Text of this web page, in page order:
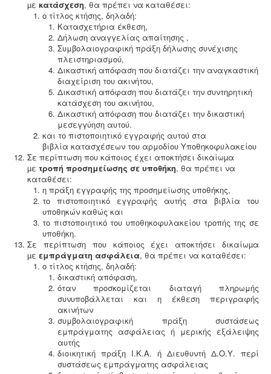
µε κατάσχεση, θα πρέπει να καταθέσει:
ο τίτλος κτήσης, δηλαδή:
Κατασχετήρια έκθεση,
Δήλωση αναγγελίας απαίτησης ,
Συμβολαιογραφική πράξη δήλωσης συνέχισης
πλειστηριασμού,
Δικαστική απόφαση που διατάζει την αναγκαστική
διαχείριση του ακινήτου,
Δικαστική απόφαση που διατάζει την συντηρητική
κατάσχεση του ακινήτου,
Δικαστική απόφαση που διατάζει την δικαστική
μεσεγγύηση αυτού.
και το πιστοποιητικό εγγραφής αυτού στα
βιβλία κατασχέσεων του αρμοδίου Υποθηκοφυλακείου
Σε περίπτωση που κάποιος έχει αποκτήσει δικαίωµα
µε τροπή προσημείωσης σε υποθήκη, θα πρέπει να
καταθέσει:
η πράξη εγγραφής της προσημείωσης υποθήκης,
το πιστοποιητικό εγγραφής αυτής στα βιβλία του
υποθηκών καθώς και
το πιστοποιητικό του υποθηκοφυλακείου τροπής της σε
υποθήκη.
Σε περίπτωση που κάποιος έχει αποκτήσει δικαίωµα
µε εμπράγματη ασφάλεια, θα πρέπει να καταθέσει:
ο τίτλος κτήσης, δηλαδή:
δικαστική απόφαση,
όταν προσκομίζεται διαταγή πληρωμής
συνυποβάλλεται και η έκθεση περιγραφής
ακινήτων
συμβολαιογραφική πράξη συστάσεως
εμπράγματης ασφάλειας ή μερικής εξάλειψης
αυτής
διοικητική πράξη Ι.Κ.Α. ή Διευθυντή Δ.Ο.Υ. περί
συστάσεως εμπράγματης ασφάλειας